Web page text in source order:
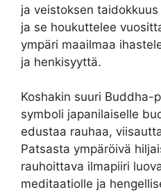
ja veistoksen
ja se houkuttelee
ympäri maailmaa
ja henkisyyttä.
Koshakin suuri Buddha-
symboli japanilaiselle
edustaa rauhaa,
Patsasta ympäröivä
rauhoittava ilmapiiri
meditaatiolle ja